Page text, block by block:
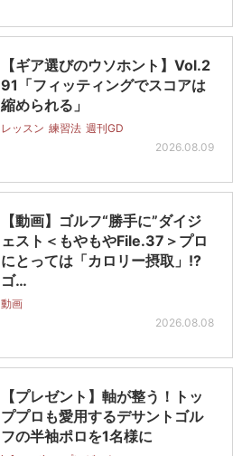
【ギア選びのウソホント】Vol.2
91「フィッティングでスコアは
縮められる」
レッスン 練習法 週刊GD
2026.08.09
【動画】ゴルフ“勝手に”ダイジ
ェスト＜もやもやFile.37＞プロ
にとっては「カロリー摂取」!?
ゴ…
動画
2026.08.08
【プレゼント】軸が整う！トッ
ププロも愛用するデサントゴル
フの半袖ポロを1名様に